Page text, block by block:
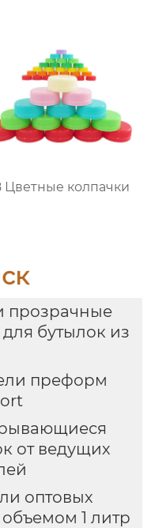
Цветные колпачки
прозрачные
бутылок из
преформ
от ведущих
оптовых
1 литр